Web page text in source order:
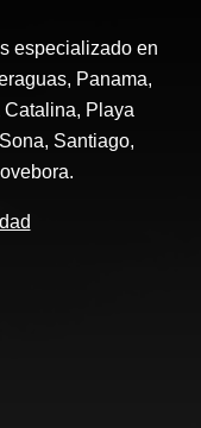
especializado en
Panama,
Playa
Santiago,